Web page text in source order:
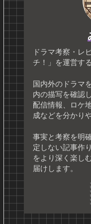
ドラマ考察・レ
チ！」を運営す
国内外のドラマ
内の描写を確認
配信情報、ロケ
成などを分かり
事実と考察を明
定しない記事作
をより深く楽し
届けします。